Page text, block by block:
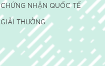
CHỨNG NHẬN QUỐC TẾ
GIẢI THƯỞNG